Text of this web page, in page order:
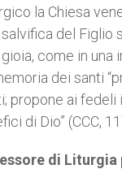
la Chiesa
del
come in
dei santi
propone ai
di Dio” (CCC,
di